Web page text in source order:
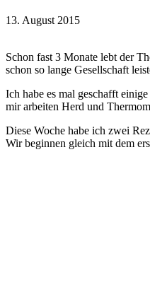
13. August 2015
Schon fast 3 Monate lebt der
schon so lange Gesellschaft
Ich habe es mal geschafft
mir arbeiten Herd und
Diese Woche habe ich zwei
Wir beginnen gleich mit dem